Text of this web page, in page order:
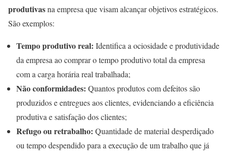
produtivasna empresa que visam alcançar objetivos estratégicos.
São exemplos:
Tempo produtivo real: Identifica a ociosidade e produtividade
da empresa ao comprar o tempo produtivo total da empresa
com a carga horária real trabalhada;
Não conformidades: Quantos produtos com defeitos são
produzidos e entregues aos clientes, evidenciando a eficiência
produtiva e satisfação dos clientes;
Refugo ou retrabalho: Quantidade de material desperdiçado
ou tempo despendido para a execução de um trabalho que já